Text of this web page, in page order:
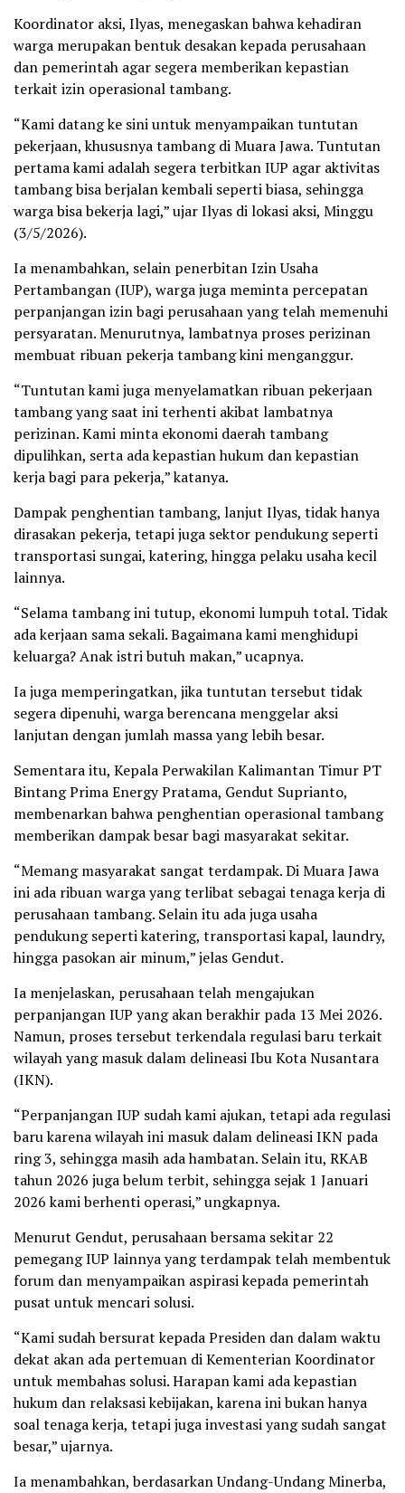
Koordinator aksi, Ilyas, menegaskan bahwa kehadiran
warga merupakan bentuk desakan kepada perusahaan
dan pemerintah agar segera memberikan kepastian
terkait izin operasional tambang.
“Kami datang ke sini untuk menyampaikan tuntutan
pekerjaan, khususnya tambang di Muara Jawa. Tuntutan
pertama kami adalah segera terbitkan IUP agar aktivitas
tambang bisa berjalan kembali seperti biasa, sehingga
warga bisa bekerja lagi,” ujar Ilyas di lokasi aksi, Minggu
(3/5/2026).
Ia menambahkan, selain penerbitan Izin Usaha
Pertambangan (IUP), warga juga meminta percepatan
perpanjangan izin bagi perusahaan yang telah memenuhi
persyaratan. Menurutnya, lambatnya proses perizinan
membuat ribuan pekerja tambang kini menganggur.
“Tuntutan kami juga menyelamatkan ribuan pekerjaan
tambang yang saat ini terhenti akibat lambatnya
perizinan. Kami minta ekonomi daerah tambang
dipulihkan, serta ada kepastian hukum dan kepastian
kerja bagi para pekerja,” katanya.
Dampak penghentian tambang, lanjut Ilyas, tidak hanya
dirasakan pekerja, tetapi juga sektor pendukung seperti
transportasi sungai, katering, hingga pelaku usaha kecil
lainnya.
“Selama tambang ini tutup, ekonomi lumpuh total. Tidak
ada kerjaan sama sekali. Bagaimana kami menghidupi
keluarga? Anak istri butuh makan,” ucapnya.
Ia juga memperingatkan, jika tuntutan tersebut tidak
segera dipenuhi, warga berencana menggelar aksi
lanjutan dengan jumlah massa yang lebih besar.
Sementara itu, Kepala Perwakilan Kalimantan Timur PT
Bintang Prima Energy Pratama, Gendut Suprianto,
membenarkan bahwa penghentian operasional tambang
memberikan dampak besar bagi masyarakat sekitar.
“Memang masyarakat sangat terdampak. Di Muara Jawa
ini ada ribuan warga yang terlibat sebagai tenaga kerja di
perusahaan tambang. Selain itu ada juga usaha
pendukung seperti katering, transportasi kapal, laundry,
hingga pasokan air minum,” jelas Gendut.
Ia menjelaskan, perusahaan telah mengajukan
perpanjangan IUP yang akan berakhir pada 13 Mei 2026.
Namun, proses tersebut terkendala regulasi baru terkait
wilayah yang masuk dalam delineasi Ibu Kota Nusantara
(IKN).
“Perpanjangan IUP sudah kami ajukan, tetapi ada regulasi
baru karena wilayah ini masuk dalam delineasi IKN pada
ring 3, sehingga masih ada hambatan. Selain itu, RKAB
tahun 2026 juga belum terbit, sehingga sejak 1 Januari
2026 kami berhenti operasi,” ungkapnya.
Menurut Gendut, perusahaan bersama sekitar 22
pemegang IUP lainnya yang terdampak telah membentuk
forum dan menyampaikan aspirasi kepada pemerintah
pusat untuk mencari solusi.
“Kami sudah bersurat kepada Presiden dan dalam waktu
dekat akan ada pertemuan di Kementerian Koordinator
untuk membahas solusi. Harapan kami ada kepastian
hukum dan relaksasi kebijakan, karena ini bukan hanya
soal tenaga kerja, tetapi juga investasi yang sudah sangat
besar,” ujarnya.
Ia menambahkan, berdasarkan Undang-Undang Minerba,